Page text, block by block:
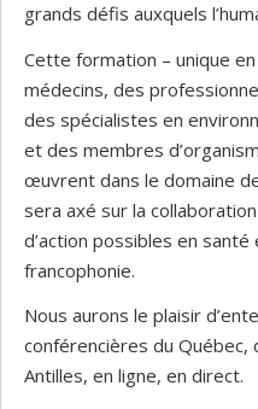
grands défis auxquels
Cette formation – unique
médecins, des
des spécialistes en
et des membres
œuvrent dans le domaine
sera axé sur la
d’action possibles en
francophonie.
Nous aurons le plaisir
conférencières du Québec,
Antilles, en ligne, en direct.